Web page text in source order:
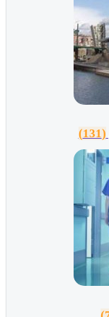
(131)